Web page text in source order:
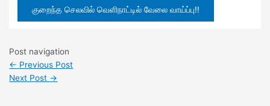
குறைந்த செலவில் வெளிநாட்டில் வேலை வாய்ப்பு!!
Post navigation
← Previous Post
Next Post →